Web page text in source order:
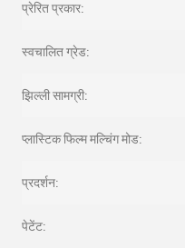
प्रेरित प्रकार:
स्वचालित ग्रेड:
झिल्ली सामग्री:
प्लास्टिक फिल्म मल्चिंग मोड:
प्रदर्शन:
पेटेंट: